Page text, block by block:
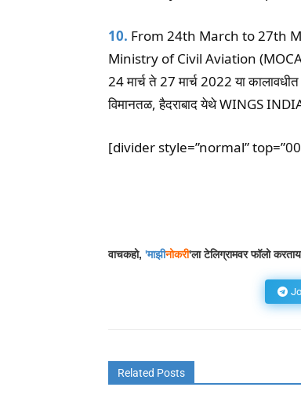
10. From 24th March to 27th
Ministry of Civil Aviation
24 मार्च ते 27 मार्च 2022 या
विमानतळ, हैदराबाद येथे WINGS
[divider style=”normal”
वाचकहो, 'माझीनोकरी'ला टेलिग्रामवर फॉलो
Related Posts